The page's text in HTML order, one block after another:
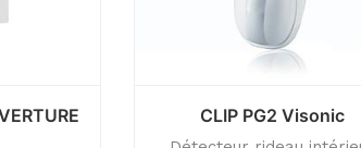
CLIP PG2 Visonic